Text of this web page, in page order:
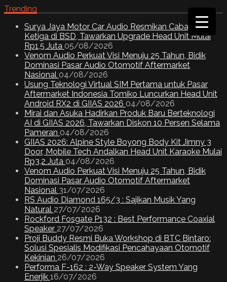
Trending
Surya Jaya Motor Car Audio Resmikan Cabang
Ketiga di BSD, Tawarkan Upgrade Head Unit Mulai
Rp1,5 Juta 05/08/2026
Venom Audio Perkuat Visi Menuju 25 Tahun, Bidik
Dominasi Pasar Audio Otomotif Aftermarket
Nasional 04/08/2026
Usung Teknologi Virtual SIM Pertama untuk Pasar
Aftermarket Indonesia Tomiko Luncurkan Head Unit
Android RX2 di GIIAS 2026 04/08/2026
Mirai dan Asuka Hadirkan Produk Baru Berteknologi
AI di GIIAS 2026, Tawarkan Diskon 10 Persen Selama
Pameran 04/08/2026
GIIAS 2026: Alpine Style Boyong Body Kit Jimny 3
Door, Mobile Tech Andalkan Head Unit Karaoke Mulai
Rp3,2 Juta 04/08/2026
Venom Audio Perkuat Visi Menuju 25 Tahun, Bidik
Dominasi Pasar Audio Otomotif Aftermarket
Nasional 31/07/2026
RS Audio Diamond 165/3 : Sajikan Musik Yang
Natural 27/07/2026
Rockford Fosgate P132 : Best Performance Coaxial
Speaker 27/07/2026
Proji Buddy Resmi Buka Workshop di BTC Bintaro:
Solusi Spesialis Modifikasi Pencahayaan Otomotif
Kekinian 26/07/2026
Performa F-162 : 2-Way Speaker System Yang
Enerjik 16/07/2026